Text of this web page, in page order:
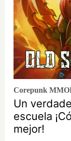
Corepunk
Un
escuela
mejor!